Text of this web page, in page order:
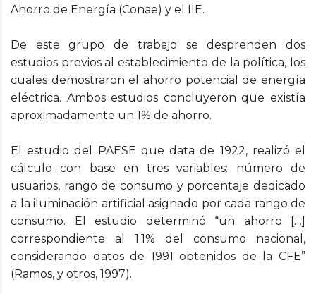
Ahorro de Energía (Conae) y el IIE.
De este grupo de trabajo se desprenden dos
estudios previos al establecimiento de la política, los
cuales demostraron el ahorro potencial de energía
eléctrica. Ambos estudios concluyeron que existía
aproximadamente un 1% de ahorro.
El estudio del PAESE que data de 1922, realizó el
cálculo con base en tres variables: número de
usuarios, rango de consumo y porcentaje dedicado
a la iluminación artificial asignado por cada rango de
consumo. El estudio determinó “un ahorro […]
correspondiente al 1.1% del consumo nacional,
considerando datos de 1991 obtenidos de la CFE”
(Ramos, y otros, 1997).